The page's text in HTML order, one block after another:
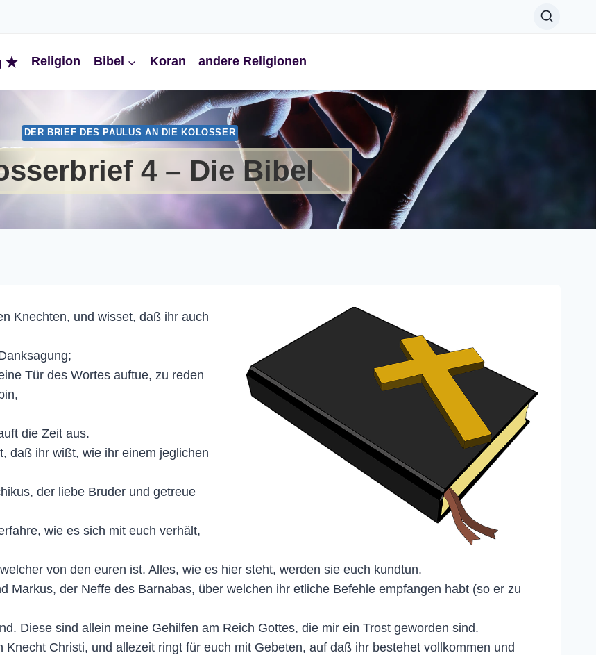
Religion Bibel Koran andere Religionen
DER BRIEF DES PAULUS AN DIE KOLOSSER
4 – Die Bibel
Knechten, und wisset, daß ihr auch
Tür des Wortes auftue, zu reden
die Zeit aus.
daß ihr wißt, wie ihr einem jeglichen
der liebe Bruder und getreue
wie es sich mit euch verhält,
von den euren ist. Alles, wie es hier steht, werden sie euch kundtun.
Markus, der Neffe des Barnabas, über welchen ihr etliche Befehle empfangen habt (so er zu
Diese sind allein meine Gehilfen am Reich Gottes, die mir ein Trost geworden sind.
Christi, und allezeit ringt für euch mit Gebeten, auf daß ihr bestehet vollkommen und